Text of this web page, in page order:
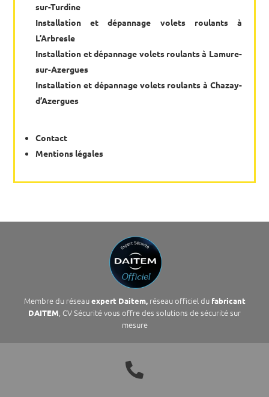
sur-Turdine
Installation et dépannage volets roulants à
L’Arbresle
Installation et dépannage volets roulants à Lamure-
sur-Azergues
Installation et dépannage volets roulants à Chazay-
d’Azergues
Contact
Mentions légales
Membre du réseauexpert Daitem,réseau officiel du fabricant
DAITEM, CV Sécurité vous offre des solutions de sécurité sur
mesure
